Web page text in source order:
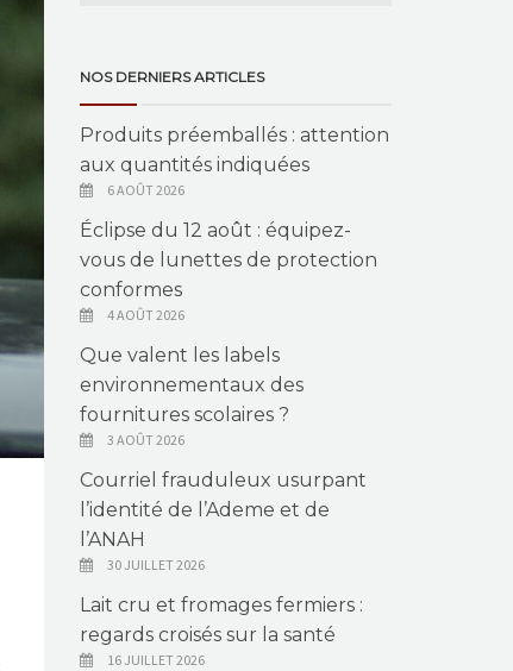
NOS DERNIERS ARTICLES
Produits préemballés : attention
aux quantités indiquées
6 AOÛT 2026
Éclipse du 12 août : équipez-
vous de lunettes de protection
conformes
4 AOÛT 2026
Que valent les labels
environnementaux des
fournitures scolaires ?
3 AOÛT 2026
Courriel frauduleux usurpant
l’identité de l’Ademe et de
l’ANAH
30 JUILLET 2026
Lait cru et fromages fermiers :
regards croisés sur la santé
16 JUILLET 2026